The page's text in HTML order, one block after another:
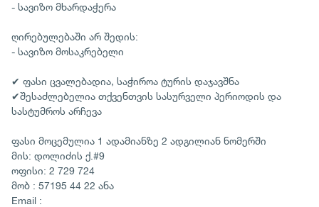
- სავიზო მხარდაჭერა
ღირებულებაში არ შედის:
- სავიზო მოსაკრებელი
✔ ფასი ცვალებადია, საჭიროა ტურის დაჯავშნა
✔შესაძლებელია თქვენთვის სასურველი პერიოდის და
სასტუმროს არჩევა
ფასი მოცემულია 1 ადამიანზე 2 ადგილიან ნომერში
მის: დოლიძის ქ.#9
ოფისი: 2 729 724
მობ : 57195 44 22 ანა
Email :